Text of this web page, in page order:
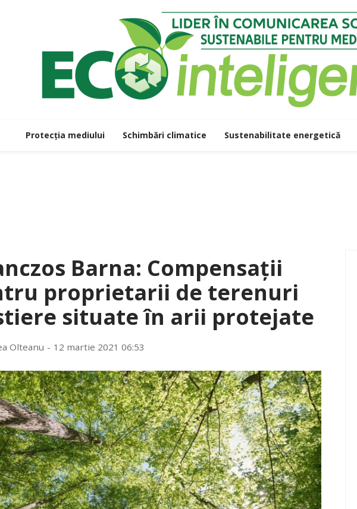
Protecția mediului Schimbări climatice Sustenabilitate energetică
Barna: Compensații
proprietarii de terenuri
situate în arii protejate
Olteanu 12 martie 2021 06:53